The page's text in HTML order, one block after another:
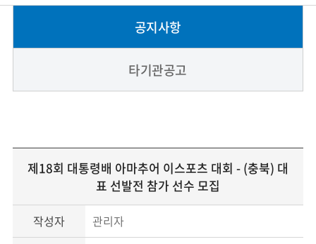
공지사항
타기관공고
제18회 대통령배 아마추어 이스포츠 대회 - (충북) 대
표 선발전 참가 선수 모집
작성자
관리자